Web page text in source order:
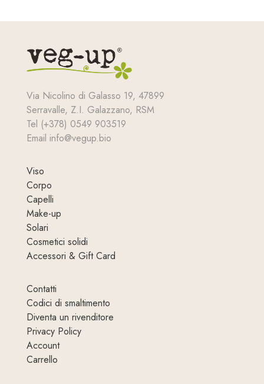
Via Nicolino di Galasso 19, 47899
Serravalle, Z.I. Galazzano, RSM
Tel (+378) 0549 903519
Email info@vegup.bio
Viso
Corpo
Capelli
Make-up
Solari
Cosmetici solidi
Accessori & Gift Card
Contatti
Codici di smaltimento
Diventa un rivenditore
Privacy Policy
Account
Carrello